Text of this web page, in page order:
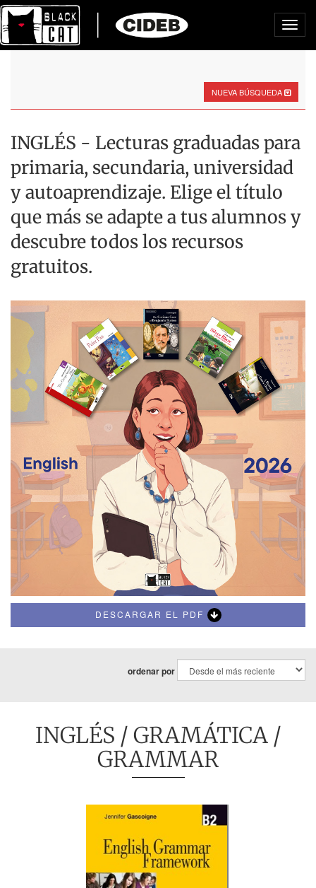
NUEVA BÚSQUEDA
INGLÉS - Lecturas graduadas para
primaria, secundaria, universidad
y autoaprendizaje. Elige el título
que más se adapte a tus alumnos y
descubre todos los recursos
gratuitos.
DESCARGAR EL PDF
ordenar por
INGLÉS / GRAMÁTICA/
GRAMMAR